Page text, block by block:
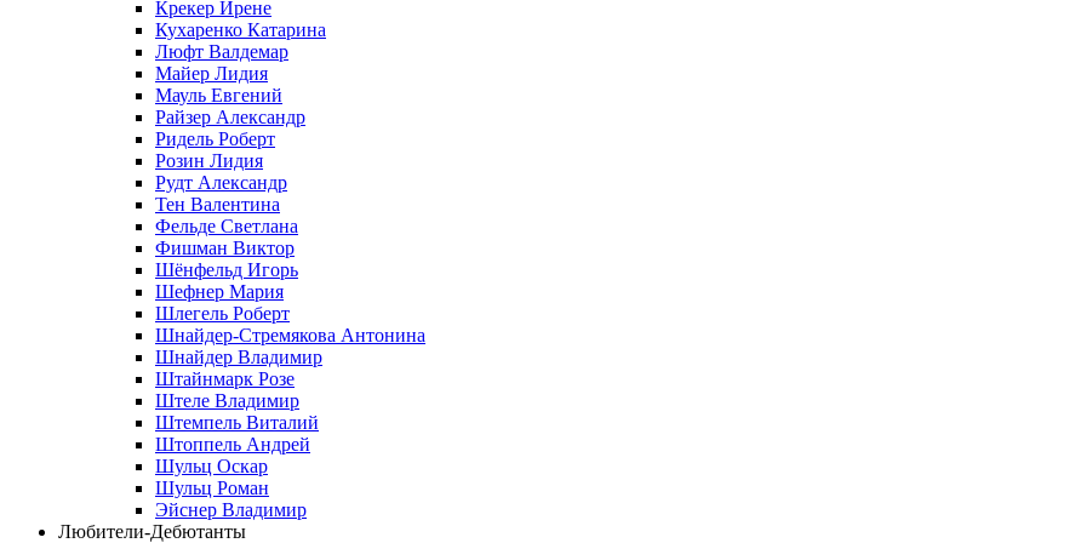
Крекер Ирене
Кухаренко Катарина
Люфт Валдемaр
Майер Лидия
Мауль Евгений
Райзер Александр
Ридель Роберт
Розин Лидия
Рудт Александр
Тен Валентина
Фельде Светлана
Фишман Виктор
Шёнфельд Игорь
Шефнер Мария
Шлегель Роберт
Шнайдер-Стремякова Антонина
Шнайдер Владимир
Штайнмарк Розe
Штеле Владимир
Штемпель Виталий
Штоппель Андрей
Шульц Оскар
Шульц Роман
Эйснер Владимир
Любители-Дебютанты